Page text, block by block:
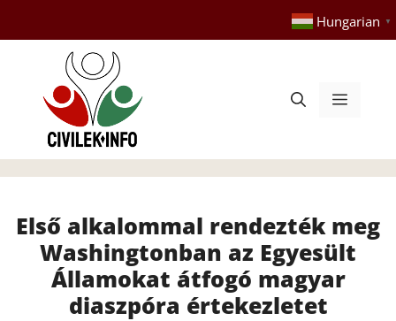
tartalomba
Hungarian ▼
Menü
Első alkalommal rendezték meg
Washingtonban az Egyesült
Államokat átfogó magyar
diaszpóra értekezletet